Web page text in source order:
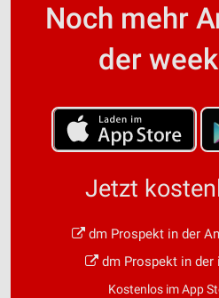
Noch mehr
der
Jetzt
dm Prospekt in der
dm Prospekt in der
Kostenlos im App